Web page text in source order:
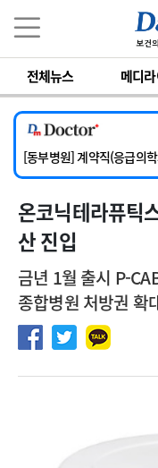
전체뉴스 메디
[서울아산병원] 2026년 하
[영남대학교의료원] 마취
[충남대학교병원] 소아청소
[동부병원] 계약직(응급의
[이대목동병원] 하반기 전
[서울아산병원] 2026년 하
[영남대학교의료원] 마취통
온코닉테라퓨틱
산 진입
금년 1월 출시 P-
종합병원 처방권 확